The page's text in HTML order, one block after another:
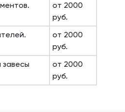
от 2000
руб.
от 2000
руб.
завесы
от 2000
руб.